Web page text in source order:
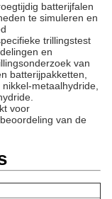
batterijfalen
te simuleren en
trillingstest
en
van
batterijpakketten,
metaalhydride,
voor
van de